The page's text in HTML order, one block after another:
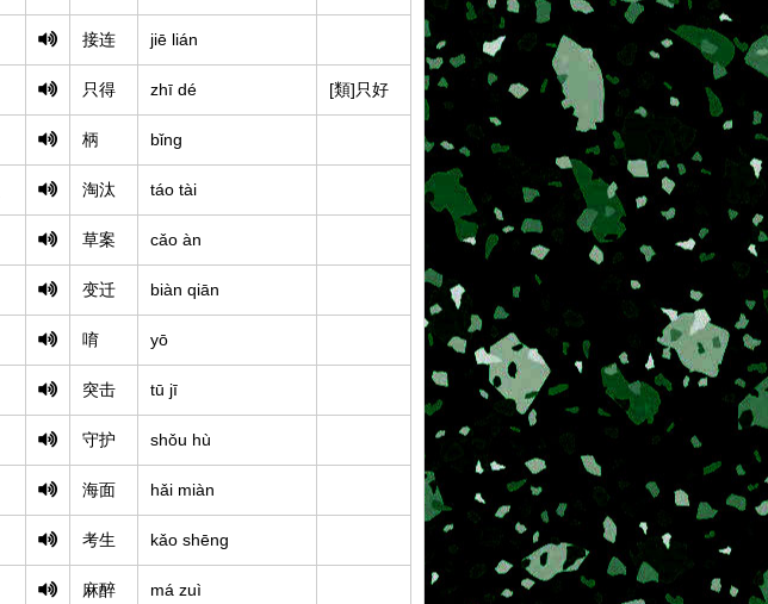
接连 jiē lián
只得 zhī dé [類]只好
柄 bǐng
淘汰 táo tài
草案 cǎo àn
变迁 biàn qiān
唷 yō
突击 tū jī
守护 shǒu hù
海面 hǎi miàn
考生 kǎo shēng
麻醉 má zuì